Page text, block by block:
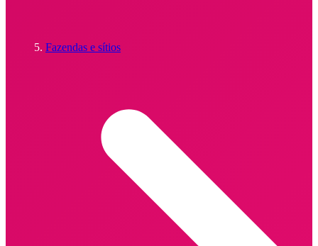
Fazendas e sítios